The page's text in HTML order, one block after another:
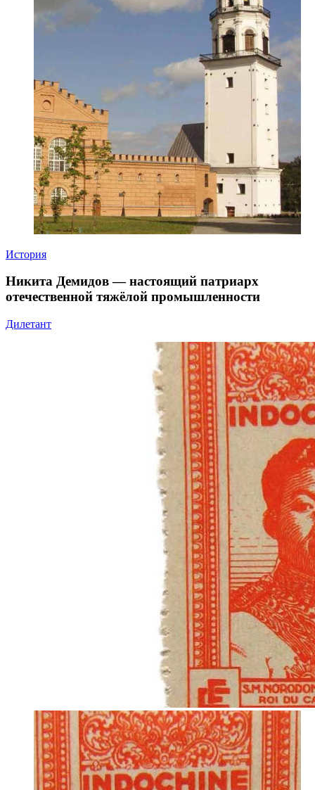
История
Никита Демидов — настоящий патриарх
отечественной тяжёлой промышленности
Дилетант